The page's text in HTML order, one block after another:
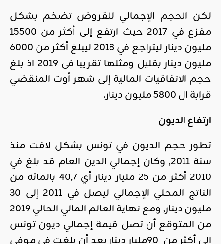
لكن الحجم الإجمالي للقروض تضخم بشكل
مفزع في 2017 حيث ارتفع إلى أكثر من 15500
مليون دينار ليتراجع في 2018 ليبلغ أكثر من 6000
مليون دينار بقليل ومثلها تقريبا في 2019 اذ بلغ
حجم الاتفاقيات المالية إلى شهر أوت المنقضي
قرابة ال 5800 مليون دينار.
ارتفاع الديون
تطور حجم الديون في تونس بشكل لافت منذ
سنة 2011, وكان إجمالي الدين العام قد بلغ في
2010 أكثر من 25 مليار دينار أي 40,7 بالمائة من
الناتج المحلي الإجمالي ليصل في 2011 إلى 30
مليون دينار, ومع نهاية العالم المالي الحالي 2019
من المتوقع أن تصل قيمة إجمالي ديون تونس
إلى أكثر من 90مليار دينار بعد أن بلغت في موفى